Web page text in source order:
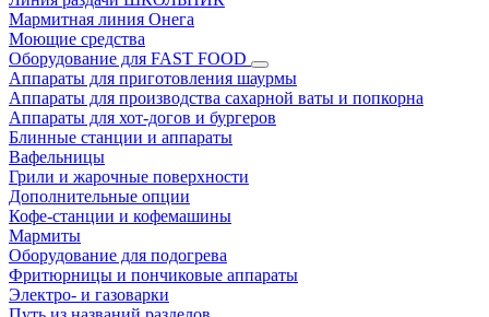
Мармитная линия Онега
Моющие средства
Оборудование для FAST FOOD
Аппараты для приготовления шаурмы
Аппараты для производства сахарной ваты и попкорна
Аппараты для хот-догов и бургеров
Блинные станции и аппараты
Вафельницы
Грили и жарочные поверхности
Дополнительные опции
Кофе-станции и кофемашины
Мармиты
Оборудование для подогрева
Фритюрницы и пончиковые аппараты
Электро- и газоварки